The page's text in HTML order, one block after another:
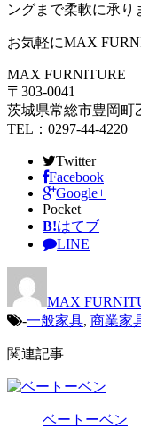
ングまで柔軟に承り
お気軽にMAX
MAX FURNITURE
〒303-0041
茨城県常総市豊岡町
TEL：0297-44-4220
Twitter
Facebook
Google+
Pocket
B!はてブ
LINE
MAX
-一般家具, 商業家
関連記事
ベートーベン